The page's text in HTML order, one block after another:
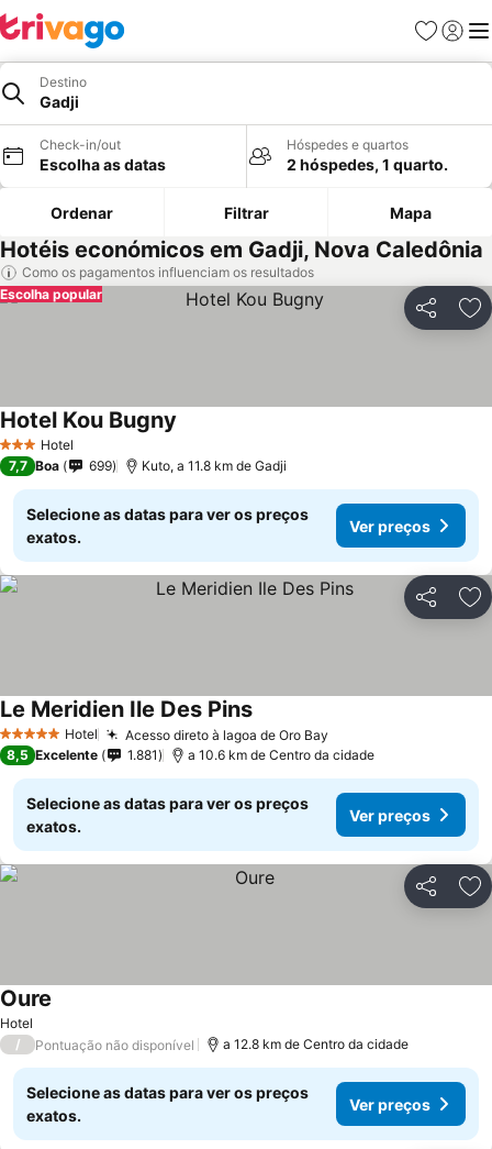
Favoritos
Iniciar
Destino
Gadji
Check-in/out
Escolha as datas
Hóspedes e quartos
2 hóspedes, 1 quarto.
Ordenar Filtrar Mapa
Hotéis económicos em Gadji, Nova Caledônia
Como os pagamentos influenciam os resultados
Partilhar
Escolha popular
3 EstrelasHotel
Hotel Kou Bugny
7,7 Boa 699 Kuto, a 11.8 km de Gadji
Selecione as datas para ver os preços
exatos.
Ver preços
Partilhar
5 Estrelas Hotel Acesso direto à lagoa de Oro Bay
Le Meridien Ile Des PinsVer preços
8,5 Excelente 1.881 a 10.6 km de Centro da cidade
Selecione as datas para ver os preços
exatos.
Ver preços
Partilhar
Hotel
Oure
/ Pontuação não disponível a 12.8 km de Centro da cidade
Selecione as datas para ver os preços
exatos.
Ver preços